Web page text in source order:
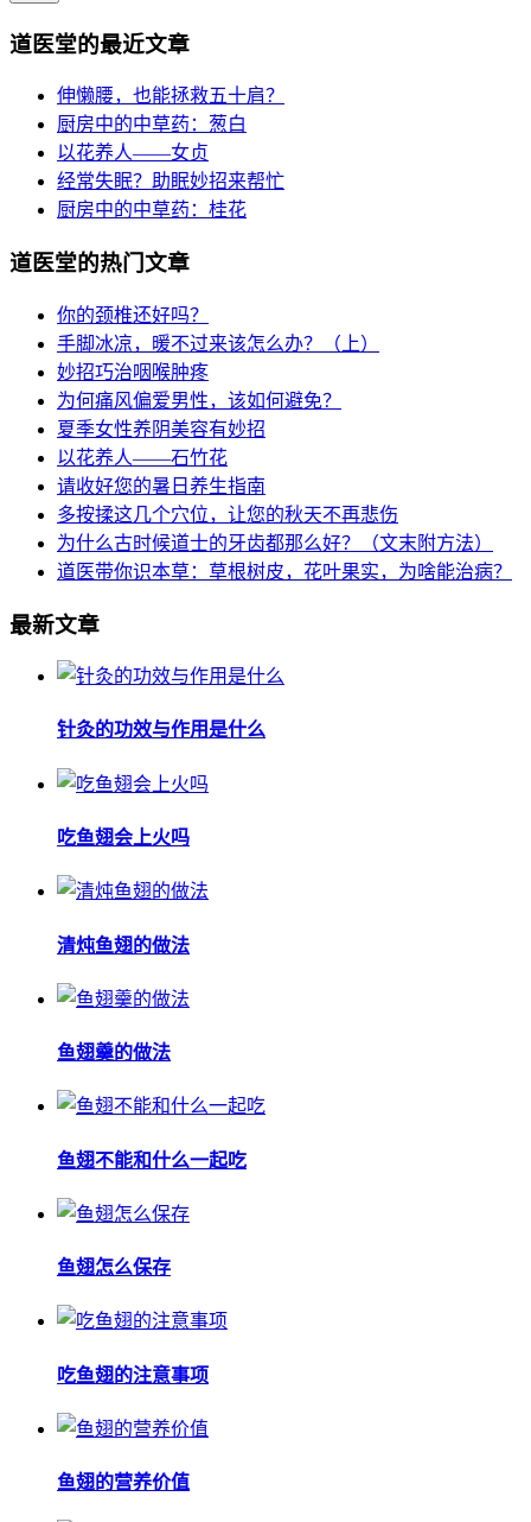
道医堂的最近文章
伸懒腰，也能拯救五十肩？
厨房中的中草药：葱白
以花养人——女贞
经常失眠？助眠妙招来帮忙
厨房中的中草药：桂花
道医堂的热门文章
你的颈椎还好吗？
手脚冰凉，暖不过来该怎么办？（上）
妙招巧治咽喉肿疼
为何痛风偏爱男性，该如何避免？
夏季女性养阴美容有妙招
以花养人——石竹花
请收好您的暑日养生指南
多按揉这几个穴位，让您的秋天不再悲伤
为什么古时候道士的牙齿都那么好？（文末附方法）
道医带你识本草：草根树皮，花叶果实，为啥能治病？
最新文章
针灸的功效与作用是什么
吃鱼翅会上火吗
清炖鱼翅的做法
鱼翅羹的做法
鱼翅不能和什么一起吃
鱼翅怎么保存
吃鱼翅的注意事项
鱼翅的营养价值